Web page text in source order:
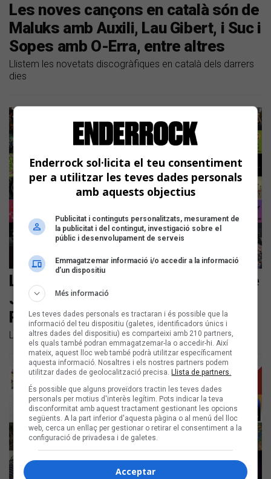
Les noves cançons en català són de
Maluks amb Auxili, Lau Gibert, i Suc i
Sopes amb O-Erra, entre altres
Llistem les novetats discogràfiques en català dels darrers
dies
Les noves cançons en català són de
Julieta, El Pony Pisador, Roger
Padrós, Llum i Èric Vinaixa
Llistem els llançaments en català dels darrers dies
Enderrock sol·licita el teu consentiment
per a utilitzar les teves dades personals
amb aquests objectius
Publicitat i continguts personalitzats, mesurament de
la publicitat i del contingut, investigació sobre el
públic i desenvolupament de serveis
Emmagatzemar informació i/o accedir a la informació
d’un dispositiu
Més informació
Les teves dades personals es tractaran i és possible que la
informació del teu dispositiu (galetes, identificadors únics i
altres dades del dispositiu) es comparteixi amb 210 partners,
els quals també podran emmagatzemar-la o accedir-hi. Així
mateix, aquest lloc web també podrà utilitzar específicament
aquesta informació. Nosaltres i els nostres partners podem
utilitzar dades de geolocalització precisa.Llista de partners.
És possible que alguns proveïdors tractin les teves dades
personals per motius d'interès legítim. Pots indicar la teva
disconformitat amb aquest tractament gestionant les opcions
següents. A la part inferior d'aquesta pàgina o al menú del lloc
web, cerca un enllaç per gestionar o retirar el consentiment a la
configuració de privadesa i de galetes.
Acceptar